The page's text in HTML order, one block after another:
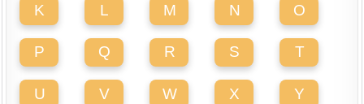
K L M N O
P Q R S T
U V W X Y